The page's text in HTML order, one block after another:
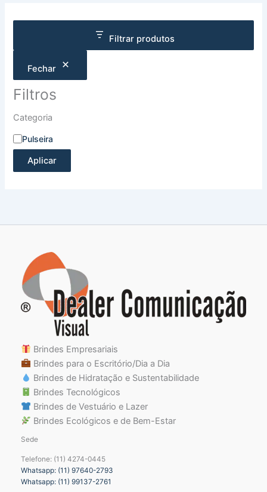
Filtrar produtos
Fechar
Filtros
Categoria
Pulseira
Aplicar
Brindes Empresariais
Brindes para o Escritório/Dia a Dia
Brindes de Hidratação e Sustentabilidade
Brindes Tecnológicos
Brindes de Vestuário e Lazer
Brindes Ecológicos e de Bem-Estar
Sede
Telefone: (11) 4274-0445
Whatsapp: (11) 97640-2793
Whatsapp: (11) 99137-2761